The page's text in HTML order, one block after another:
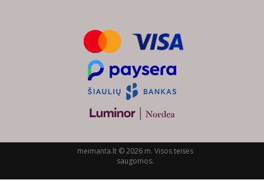
meimanta.lt © 2026 m. Visos teisės
saugomos.